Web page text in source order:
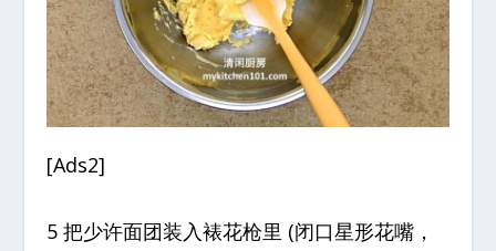
[Ads2]
5 把少许面团装入裱花枪里 (闭口星形花嘴，